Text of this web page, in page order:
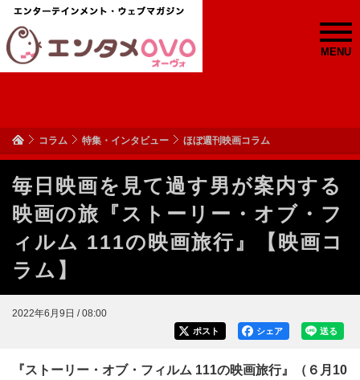
MENU
コラム 特集・インタビュー ほぼ週刊映画コラム
毎日映画を見て過す男が案内する
映画の旅『ストーリー・オブ・フ
ィルム 111の映画旅行』【映画コ
ラム】
2022年6月9日 / 08:00
送る
シェア
ポスト
『ストーリー・オブ・フィルム 111の映画旅行』（６月10